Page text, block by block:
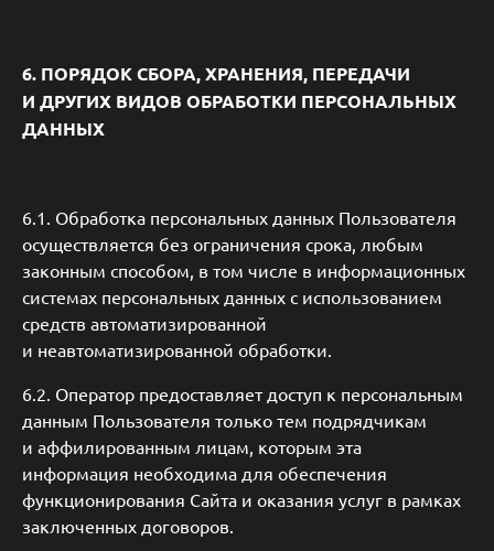
6. ПОРЯДОК СБОРА, ХРАНЕНИЯ, ПЕРЕДАЧИ
И ДРУГИХ ВИДОВ ОБРАБОТКИ ПЕРСОНАЛЬНЫХ
ДАННЫХ
6.1. Обработка персональных данных Пользователя
осуществляется без ограничения срока, любым
законным способом, в том числе в информационных
системах персональных данных с использованием
средств автоматизированной
и неавтоматизированной обработки.
6.2. Оператор предоставляет доступ к персональным
данным Пользователя только тем подрядчикам
и аффилированным лицам, которым эта
информация необходима для обеспечения
функционирования Сайта и оказания услуг в рамках
заключенных договоров.